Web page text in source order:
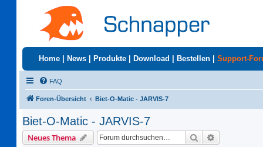
Home News Produkte Download Bestellen Support-
FAQ
Foren-Übersicht Biet-O-Matic - JARVIS-7
Biet-O-Matic - JARVIS-7
Neues Thema Suche